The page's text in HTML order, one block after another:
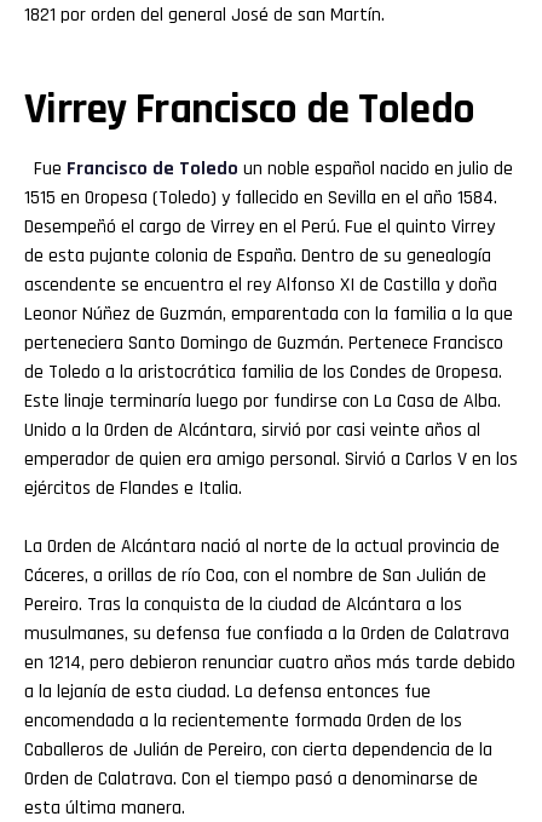
1821 por orden del general José de san Martín.
Virrey Francisco de Toledo
Fue Francisco de Toledo un noble español nacido en julio de
1515 en Oropesa (Toledo) y fallecido en Sevilla en el año 1584.
Desempeñó el cargo de Virrey en el Perú. Fue el quinto Virrey
de esta pujante colonia de España. Dentro de su genealogía
ascendente se encuentra el rey Alfonso XI de Castilla y doña
Leonor Núñez de Guzmán, emparentada con la familia a la que
perteneciera Santo Domingo de Guzmán. Pertenece Francisco
de Toledo a la aristocrática familia de los Condes de Oropesa.
Este linaje terminaría luego por fundirse con La Casa de Alba.
Unido a la Orden de Alcántara, sirvió por casi veinte años al
emperador de quien era amigo personal. Sirvió a Carlos V en los
ejércitos de Flandes e Italia.
La Orden de Alcántara nació al norte de la actual provincia de
Cáceres, a orillas de río Coa, con el nombre de San Julián de
Pereiro. Tras la conquista de la ciudad de Alcántara a los
musulmanes, su defensa fue confiada a la Orden de Calatrava
en 1214, pero debieron renunciar cuatro años más tarde debido
a la lejanía de esta ciudad. La defensa entonces fue
encomendada a la recientemente formada Orden de los
Caballeros de Julián de Pereiro, con cierta dependencia de la
Orden de Calatrava. Con el tiempo pasó a denominarse de
esta última manera.